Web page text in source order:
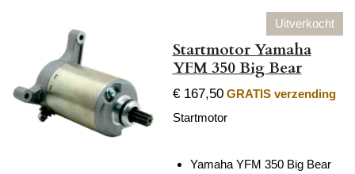
Uitverkocht
Startmotor Yamaha
YFM 350 Big Bear
€ 167,50 GRATIS verzending
Startmotor
Yamaha YFM 350 Big Bear